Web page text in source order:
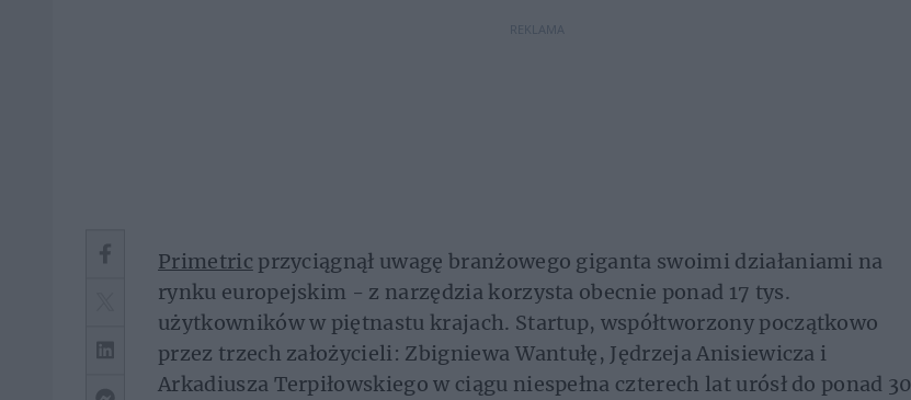
REKLAMA
Primetric przyciągnął uwagę branżowego giganta swoimi działaniami na
rynku europejskim - z narzędzia korzysta obecnie ponad 17 tys.
użytkowników w piętnastu krajach. Startup, współtworzony początkowo
przez trzech założycieli: Zbigniewa Wantułę, Jędrzeja Anisiewicza i
Arkadiusza Terpiłowskiego w ciągu niespełna czterech lat urósł do ponad 30